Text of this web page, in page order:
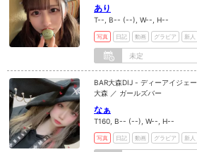
あり
T--, B-- (--), W--, H--
写真 日記 動画 グラビア 新人
未定
BAR大森DIJ - ディーアイジェー
大森 ／ ガールズバー
なぁ
T160, B-- (--), W--, H--
写真 日記 動画 グラビア 新人